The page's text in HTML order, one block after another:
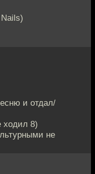
и отдал/
ходил 8)
не